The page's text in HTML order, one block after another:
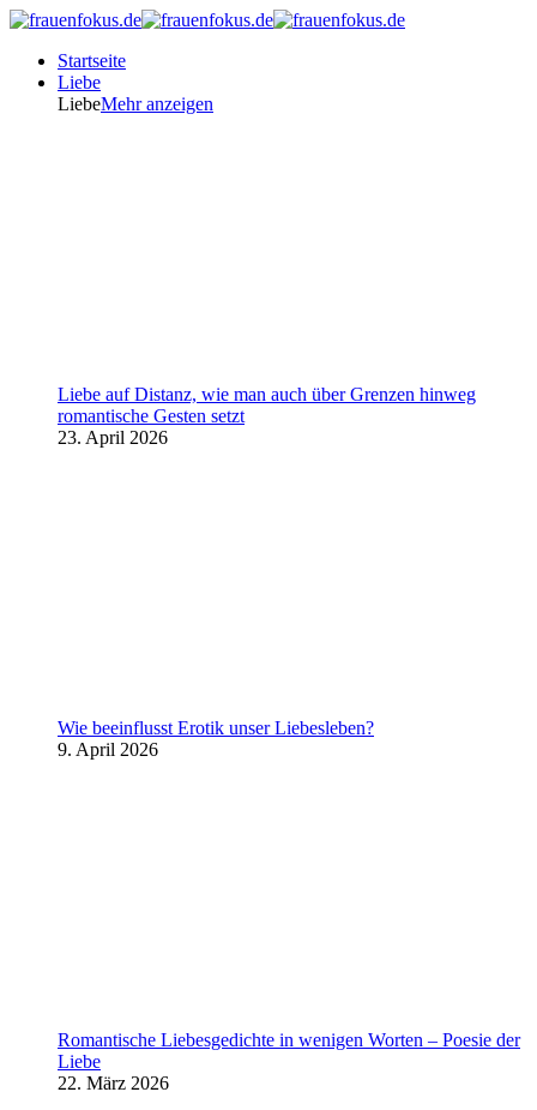
Startseite
Liebe
LiebeMehr anzeigen
Liebe auf Distanz, wie man auch über Grenzen hinweg
romantische Gesten setzt
23. April 2026
Wie beeinflusst Erotik unser Liebesleben?
9. April 2026
Romantische Liebesgedichte in wenigen Worten – Poesie der
Liebe
22. März 2026